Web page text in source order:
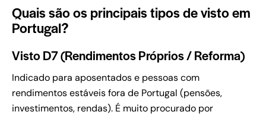
Quais são os principais tipos de visto em
Portugal?
Visto D7 (Rendimentos Próprios / Reforma)
Indicado para aposentados e pessoas com
rendimentos estáveis fora de Portugal (pensões,
investimentos, rendas). É muito procurado por